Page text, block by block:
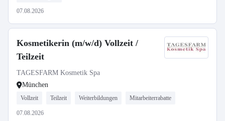
07.08.2026
Kosmetikerin (m/w/d) Vollzeit /
Teilzeit
TAGESFARM Kosmetik Spa
München
Vollzeit Teilzeit Weiterbildungen Mitarbeiterrabatte
07.08.2026